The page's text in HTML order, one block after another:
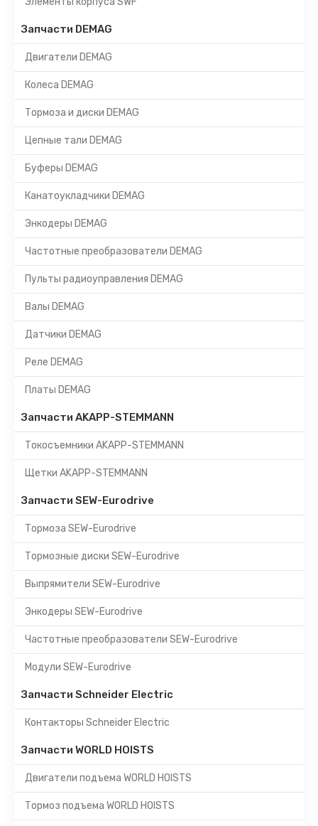
Запчасти DEMAG
Двигатели DEMAG
Колеса DEMAG
Тормоза и диски DEMAG
Цепные тали DEMAG
Буферы DEMAG
Канатоукладчики DEMAG
Энкодеры DEMAG
Частотные преобразователи DEMAG
Пульты радиоуправления DEMAG
Валы DEMAG
Датчики DEMAG
Реле DEMAG
Платы DEMAG
Запчасти AKAPP-STEMMANN
Токосъемники AKAPP-STEMMANN
Щетки AKAPP-STEMMANN
Запчасти SEW-Eurodrive
Тормоза SEW-Eurodrive
Тормозные диски SEW-Eurodrive
Выпрямители SEW-Eurodrive
Энкодеры SEW-Eurodrive
Частотные преобразователи SEW-Eurodrive
Модули SEW-Eurodrive
Запчасти Schneider Electric
Контакторы Schneider Electric
Запчасти WORLD HOISTS
Двигатели подъема WORLD HOISTS
Тормоз подъема WORLD HOISTS